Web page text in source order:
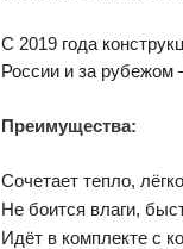
С 2019 года
России и за рубежом
Преимущества:
Сочетает тепло,
Не боится влаги,
Идёт в комплекте с